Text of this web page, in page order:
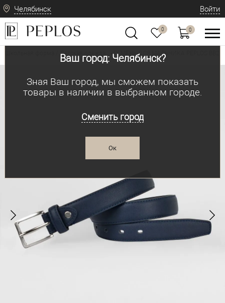
Челябинск
Ваш город: Челябинск?
Зная Ваш город, мы сможем показать
товары в наличии в выбранном городе.
Сменить город
Ок
Войти
0 0
Школьная форма / Детская одежда РЕМЕНЬ ДЛЯ МАЛЬЧИКА PEPLOS BB2.